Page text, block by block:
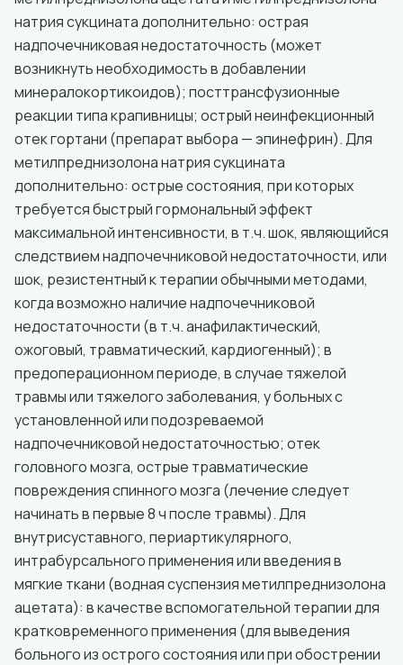
натрия сукцината дополнительно: острая
надпочечниковая недостаточность (может
возникнуть необходимость в добавлении
минералокортикоидов); посттрансфузионные
реакции типа крапивницы; острый неинфекционный
отек гортани (препарат выбора — эпинефрин). Для
метилпреднизолона натрия сукцината
дополнительно: острые состояния, при которых
требуется быстрый гормональный эффект
максимальной интенсивности, в т.ч. шок, являющийся
следствием надпочечниковой недостаточности, или
шок, резистентный к терапии обычными методами,
когда возможно наличие надпочечниковой
недостаточности (в т.ч. анафилактический,
ожоговый, травматический, кардиогенный); в
предоперационном периоде, в случае тяжелой
травмы или тяжелого заболевания, у больных с
установленной или подозреваемой
надпочечниковой недостаточностью; отек
головного мозга, острые травматические
повреждения спинного мозга (лечение следует
начинать в первые 8 ч после травмы). Для
внутрисуставного, периартикулярного,
интрабурсального применения или введения в
мягкие ткани (водная суспензия метилпреднизолона
ацетата): в качестве вспомогательной терапии для
кратковременного применения (для выведения
больного из острого состояния или при обострении